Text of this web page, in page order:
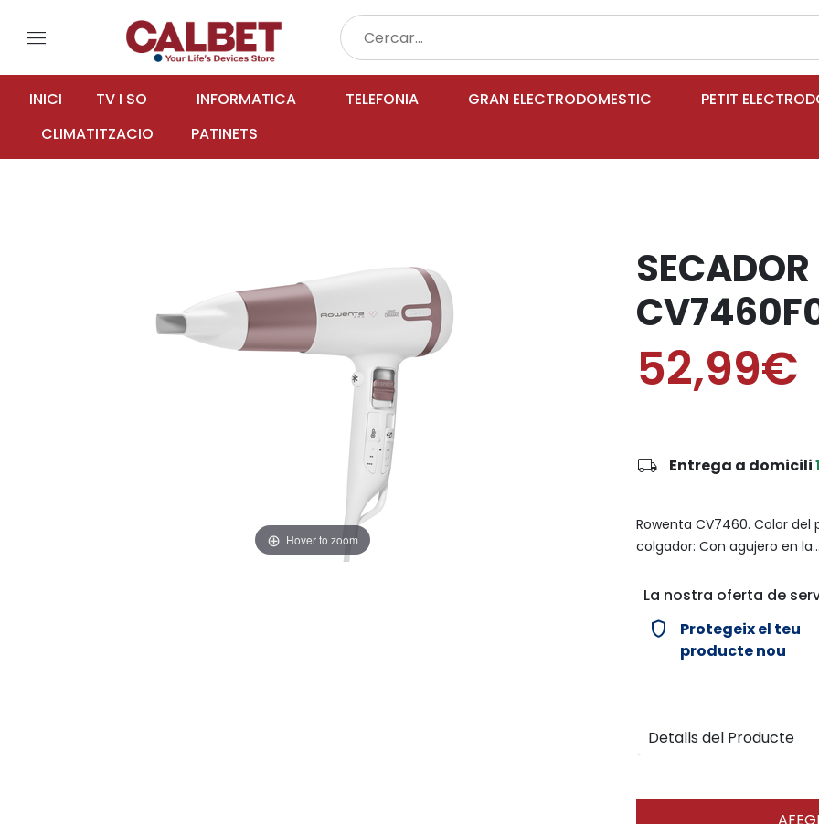
menu
INICI TV I SO INFORMATICA TELEFONIA GRAN ELECTRODOMESTIC PETIT
CLIMATITZACIO
PATINETS
Hover to zoom
52,99€
local_shipping Entrega a domicili
Rowenta CV7460. Color del
colgador: Con agujero en la...
La nostra oferta de
verified_user
Protegeix el teu
producte nou
Detalls del Producte